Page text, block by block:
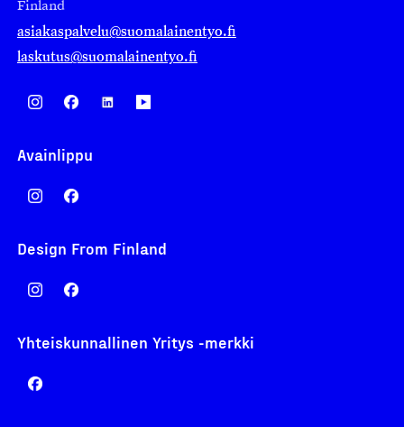
Finland
asiakaspalvelu@suomalainentyo.fi
laskutus@suomalainentyo.fi
Avainlippu
Design From Finland
Yhteiskunnallinen Yritys -merkki